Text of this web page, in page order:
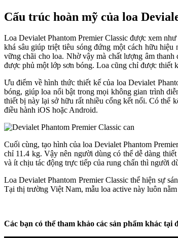
Cấu trúc hoàn mỹ của loa
Loa Devialet Phantom Premier Classic được xem
khá sâu giúp triệt tiêu sóng đứng một cách hữu
vững chãi cho loa. Nhờ vậy mà chất lượng âm
được phủ một lớp sơn bóng. Loa cũng chỉ được thiết
Ưu điểm về hình thức thiết kế của loa Devialet
bóng, giúp loa nổi bật trong mọi không gian trình
thiết bị này lại sở hữu rất nhiều cổng kết nối. Có thể
điều hành iOS hoặc Android.
Cuối cùng, tạo hình của loa Devialet Phantom
chỉ 11.4 kg. Vậy nên người dùng có thể dễ dàng
và ít chịu tác động trực tiếp của rung chấn thì người
Loa Devialet Phantom Premier Classic thể hiện sự
Tại thị trường Việt Nam, mẫu loa active này luôn
Các bạn có thể tham khảo các sản phẩm khác tại